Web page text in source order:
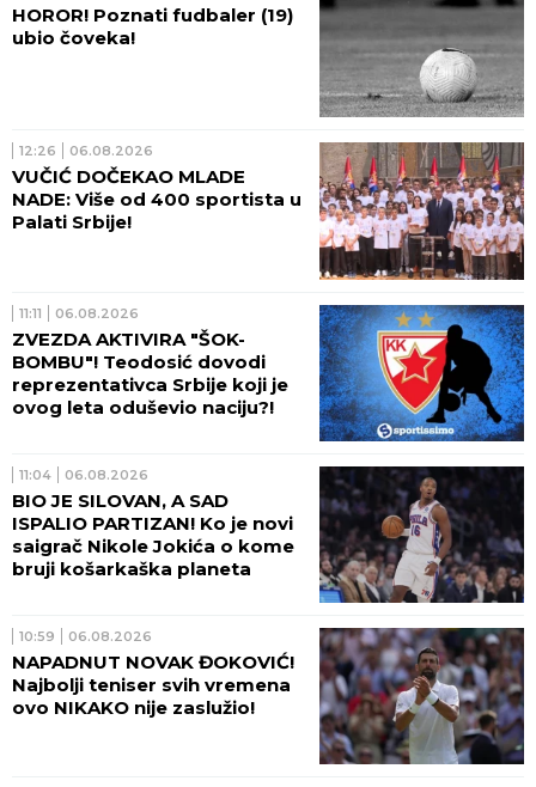
HOROR! Poznati fudbaler (19)
ubio čoveka!
12:26 06.08.2026
VUČIĆ DOČEKAO MLADE
NADE: Više od 400 sportista u
Palati Srbije!
11:11 06.08.2026
ZVEZDA AKTIVIRA "ŠOK-
BOMBU"! Teodosić dovodi
reprezentativca Srbije koji je
ovog leta oduševio naciju?!
11:04 06.08.2026
BIO JE SILOVAN, A SAD
ISPALIO PARTIZAN! Ko je novi
saigrač Nikole Jokića o kome
bruji košarkaška planeta
10:59 06.08.2026
NAPADNUT NOVAK ĐOKOVIĆ!
Najbolji teniser svih vremena
ovo NIKAKO nije zaslužio!